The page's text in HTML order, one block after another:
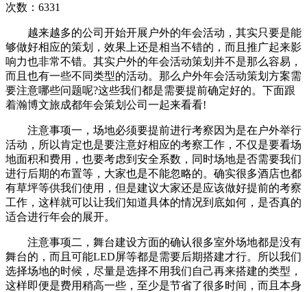
次数：6331
越来越多的公司开始开展户外的年会活动，其实只要是能
够做好相应的策划，效果上还是相当不错的，而且推广起来影
响力也非常不错。其实户外的年会活动策划并不是那么容易，
而且也有一些不同类型的活动。那么户外年会活动策划方案需
要注意哪些问题呢?这些我们都是需要提前确定好的。下面跟
着瀚博文旅成都年会策划公司一起来看看!
注意事项一，场地必须要提前进行考察因为是在户外举行
活动，所以肯定也是要注意好相应的考察工作，不仅是要看场
地面积和费用，也要考虑到安全系数，同时场地是否需要我们
进行后期的布置等，大家也是不能忽略的。确实很多酒店也都
有草坪等供我们使用，但是建议大家还是应该做好提前的考察
工作，这样就可以让我们知道具体的情况到底如何，是否真的
适合进行年会的展开。
注意事项二，舞台建设方面的确认很多室外场地都是没有
舞台的，而且可能LED屏等都是需要后期搭建才行。所以我们
选择场地的时候，尽量是选择不用我们自己再来搭建的类型，
这样即便是费用稍高一些，至少是节省了很多时间，而且本身